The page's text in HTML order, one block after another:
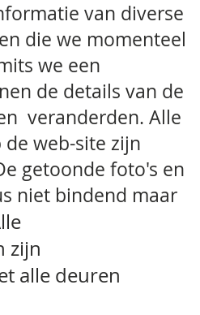
van diverse
die we momenteel
we een
de details van de
veranderden. Alle
web-site zijn
getoonde foto's en
niet bindend maar
zijn
alle deuren